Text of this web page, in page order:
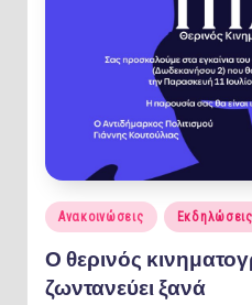
Posted
in
Ανακοινώσεις Εκδηλώσεις
Ο θερινός
ζωντανεύει ξανά